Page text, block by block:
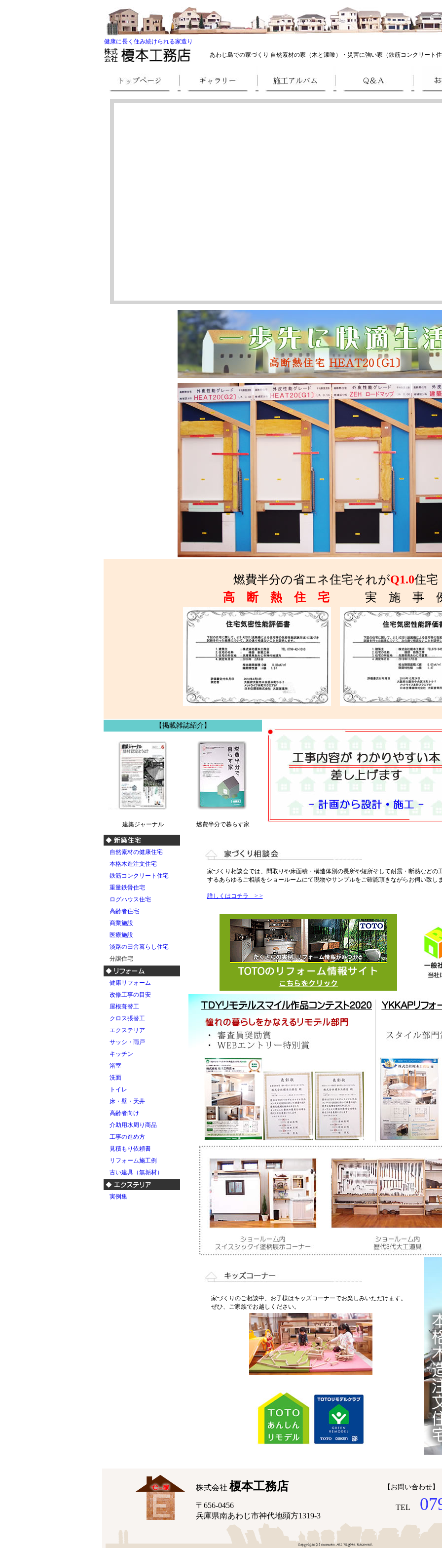
健康に長く住み続けられる家造り
あわじ島での家づくり 自然素材の家（木と漆喰）・災害に強い家（鉄筋コンクリート
燃費半分の省エネ住宅それがQ1.0住宅
高 断 熱 住 宅 実 施 事
【掲載雑誌紹介】
建築ジャーナル 燃費半分で暮らす家
自然素材の健康住宅
本格木造注文住宅
鉄筋コンクリート住宅
重量鉄骨住宅
ログハウス住宅
高齢者住宅
商業施設
医療施設
淡路の田舎暮らし住宅
分譲住宅
健康リフォーム
改修工事の目安
屋根葺替工
クロス張替工
エクステリア
サッシ・雨戸
キッチン
浴室
洗面
トイレ
床・壁・天井
高齢者向け
介助用水周り商品
工事の進め方
見積もり依頼書
リフォーム施工例
古い建具（無垢材）
実例集
家づくり相談会では、間取りや床面積・構造体別の長所や短所そして耐震・断熱などの
するあらゆるご相談をショールームにて現物やサンプルをご確認頂きながらお伺い致し
詳しくはコチラ > >
家づくりのご相談中、お子様はキッズコーナーでお楽しみいただけます。
ぜひ、ご家族でお越しください。
株式会社 榎本工務店
〒656-0456
兵庫県南あわじ市神代地頭方1319-3
【お問い合わせ】
TEL